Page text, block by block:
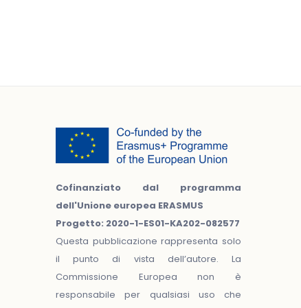
Cofinanziato dal programma
dell'Unione europea ERASMUS
Progetto: 2020-1-ES01-KA202-082577
Questa pubblicazione rappresenta solo
il punto di vista dell’autore. La
Commissione Europea non è
responsabile per qualsiasi uso che